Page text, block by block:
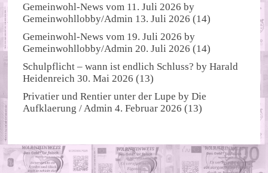
Gemeinwohl-News vom 11. Juli 2026 by
Gemeinwohllobby/Admin 13. Juli 2026 (14)
Gemeinwohl-News vom 19. Juli 2026 by
Gemeinwohllobby/Admin 20. Juli 2026 (14)
Schulpflicht – wann ist endlich Schluss? byHarald
Heidenreich 30. Mai 2026 (13)
Privatier und Rentier unter der Lupe byDie
Aufklaerung / Admin 4. Februar 2026 (13)